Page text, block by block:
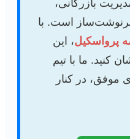
بازرگانی،
است. با
پرواسکیل، این
کنید. ما با تیم
موفق، در کنار